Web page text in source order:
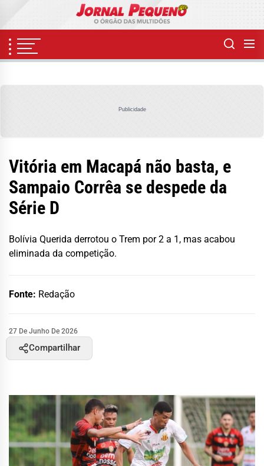
content
Publicidade
Vitória em Macapá não basta, e
Sampaio Corrêa se despede da
Série D
Bolívia Querida derrotou o Trem por 2 a 1, mas acabou
eliminada da competição.
Fonte: Redação
27 De Junho De 2026
Compartilhar